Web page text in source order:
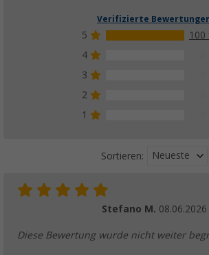
Verifizierte
5
100
4
3
2
1
Sortieren: Neueste
Stefano M. 08.06.2026
Diese Bewertung wurde nicht weiter